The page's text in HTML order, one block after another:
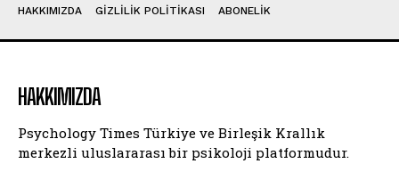
HAKKIMIZDA GIZLILIK POLITIKASI ABONELIK
HAKKIMIZDA
Psychology Times Türkiye ve Birleşik Krallık
merkezli uluslararası bir psikoloji platformudur.